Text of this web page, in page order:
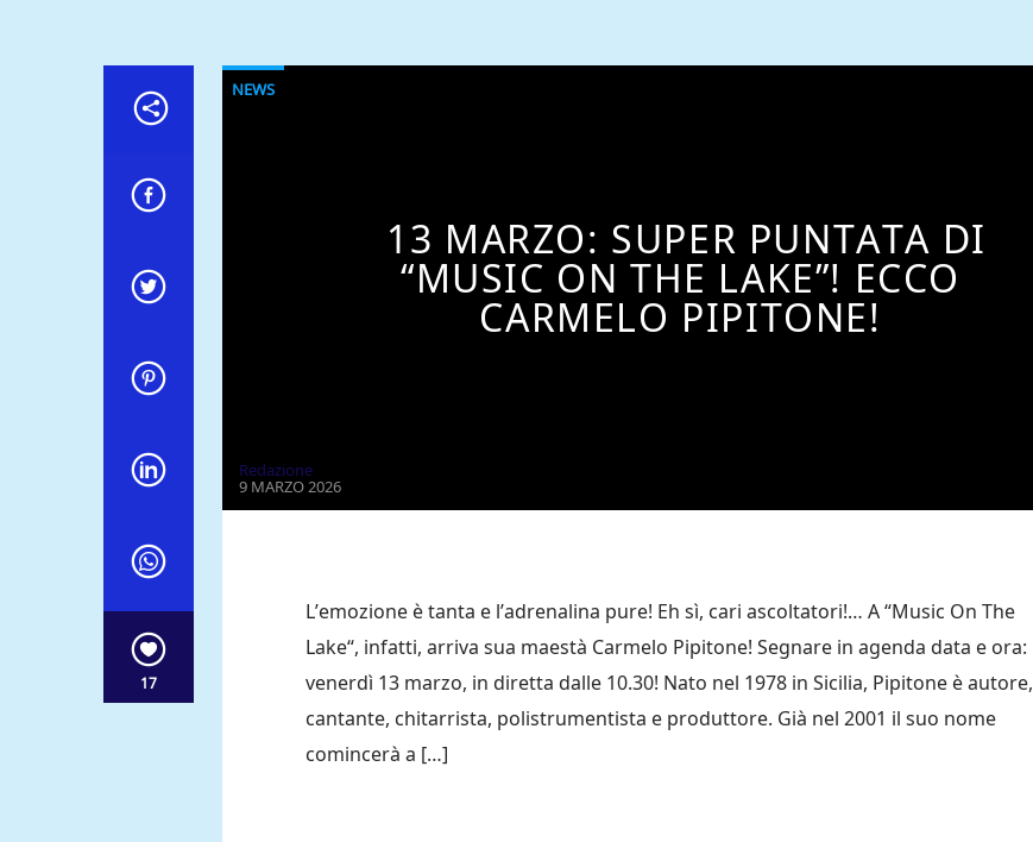
17
NEWS
13 MARZO: SUPER PUNTATA DI
“MUSIC ON THE LAKE”! ECCO
CARMELO PIPITONE!
Redazione
9 MARZO 2026
L’emozione è tanta e l’adrenalina pure! Eh sì, cari ascoltatori!… A “Music On The
Lake“, infatti, arriva sua maestà Carmelo Pipitone! Segnare in agenda data e ora:
venerdì 13 marzo, in diretta dalle 10.30! Nato nel 1978 in Sicilia, Pipitone è autore,
cantante, chitarrista, polistrumentista e produttore. Già nel 2001 il suo nome
comincerà a […]